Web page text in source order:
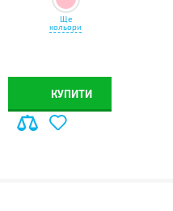
Ще
кольори
КУПИТИ